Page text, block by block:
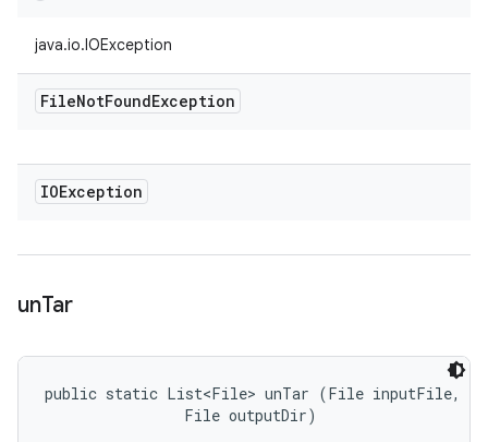
java.io.IOException
FileNotFoundException
IOException
unTar
public static List<File> unTar (File inputFile,
                File outputDir)